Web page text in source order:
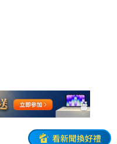
看新聞換好禮